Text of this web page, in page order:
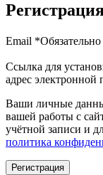
Email *Обязательно
Ссылка для
адрес электронной
Ваши личные
вашей работы с
учётной записи и
политика
Регистрация